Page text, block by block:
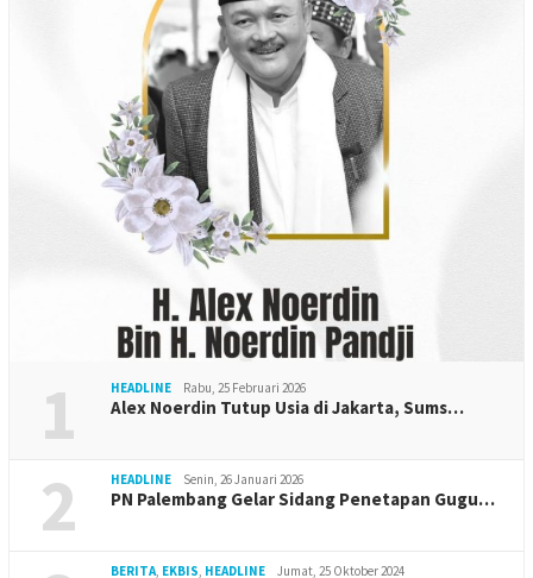
1 HEADLINE Rabu, 25 Februari 2026
Alex Noerdin Tutup Usia di Jakarta, Sums…
2 HEADLINE Senin, 26 Januari 2026
PN Palembang Gelar Sidang Penetapan Gugu…
BERITA, EKBIS, HEADLINE Jumat, 25 Oktober 2024